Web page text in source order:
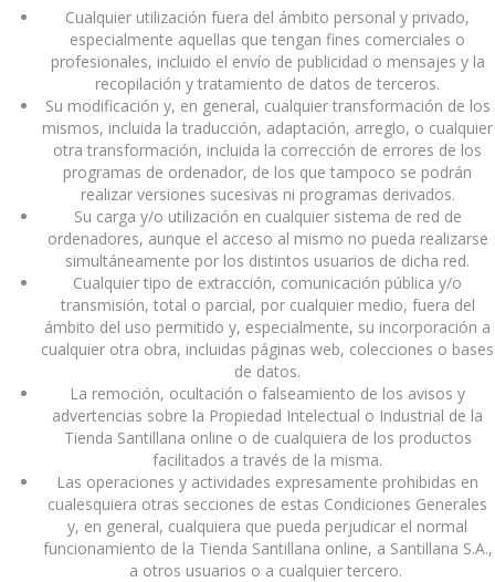
Cualquier utilización fuera del ámbito personal y privado,
especialmente aquellas que tengan fines comerciales o
profesionales, incluido el envío de publicidad o mensajes y la
recopilación y tratamiento de datos de terceros.
Su modificación y, en general, cualquier transformación de los
mismos, incluida la traducción, adaptación, arreglo, o cualquier
otra transformación, incluida la corrección de errores de los
programas de ordenador, de los que tampoco se podrán
realizar versiones sucesivas ni programas derivados.
Su carga y/o utilización en cualquier sistema de red de
ordenadores, aunque el acceso al mismo no pueda realizarse
simultáneamente por los distintos usuarios de dicha red.
Cualquier tipo de extracción, comunicación pública y/o
transmisión, total o parcial, por cualquier medio, fuera del
ámbito del uso permitido y, especialmente, su incorporación a
cualquier otra obra, incluidas páginas web, colecciones o bases
de datos.
La remoción, ocultación o falseamiento de los avisos y
advertencias sobre la Propiedad Intelectual o Industrial de la
Tienda Santillana online o de cualquiera de los productos
facilitados a través de la misma.
Las operaciones y actividades expresamente prohibidas en
cualesquiera otras secciones de estas Condiciones Generales
y, en general, cualquiera que pueda perjudicar el normal
funcionamiento de la Tienda Santillana online, a Santillana S.A.,
a otros usuarios o a cualquier tercero.